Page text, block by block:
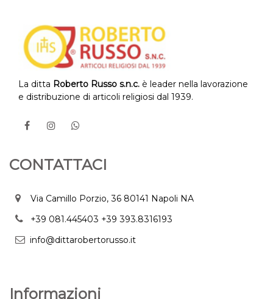
La ditta Roberto Russo s.n.c. è leader nella lavorazione
e distribuzione di articoli religiosi dal 1939.
CONTATTACI
Via Camillo Porzio, 36 80141 Napoli NA
+39 081.445403 +39 393.8316193
info@dittarobertorusso.it
Informazioni